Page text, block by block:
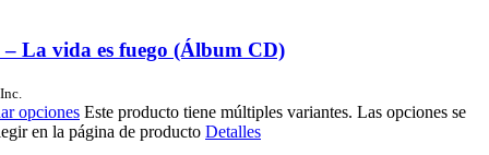
– La vida es fuego (Álbum CD)
opciones Este producto tiene múltiples variantes. Las opciones se
en la página de producto Detalles